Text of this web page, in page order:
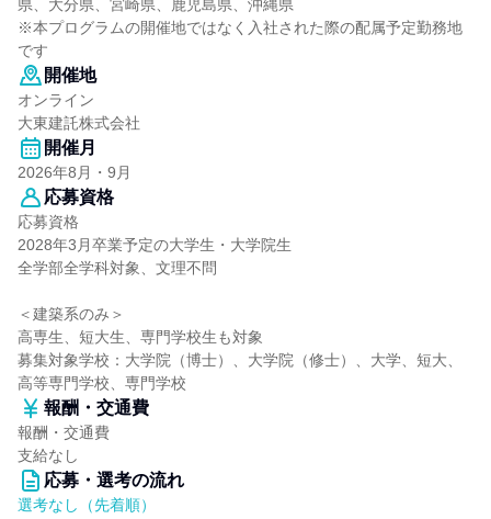
県、大分県、宮崎県、鹿児島県、沖縄県
※本プログラムの開催地ではなく入社された際の配属予定勤務地
です
開催地
オンライン
大東建託株式会社
開催月
2026年8月・9月
応募資格
応募資格
2028年3月卒業予定の大学生・大学院生
全学部全学科対象、文理不問
＜建築系のみ＞
高専生、短大生、専門学校生も対象
募集対象学校：大学院（博士）、大学院（修士）、大学、短大、
高等専門学校、専門学校
報酬・交通費
報酬・交通費
支給なし
応募・選考の流れ
選考なし（先着順）